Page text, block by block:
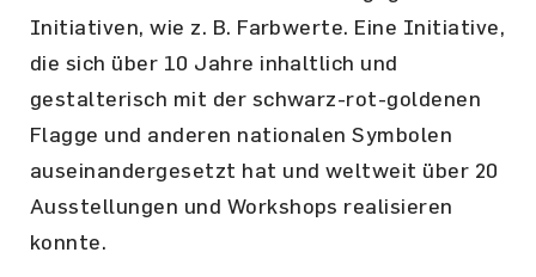
Initiativen, wie z. B. Farbwerte. Eine Initiative,
die sich über 10 Jahre inhaltlich und
gestalterisch mit der schwarz-rot-goldenen
Flagge und anderen nationalen Symbolen
auseinandergesetzt hat und weltweit über 20
Ausstellungen und Workshops realisieren
konnte.